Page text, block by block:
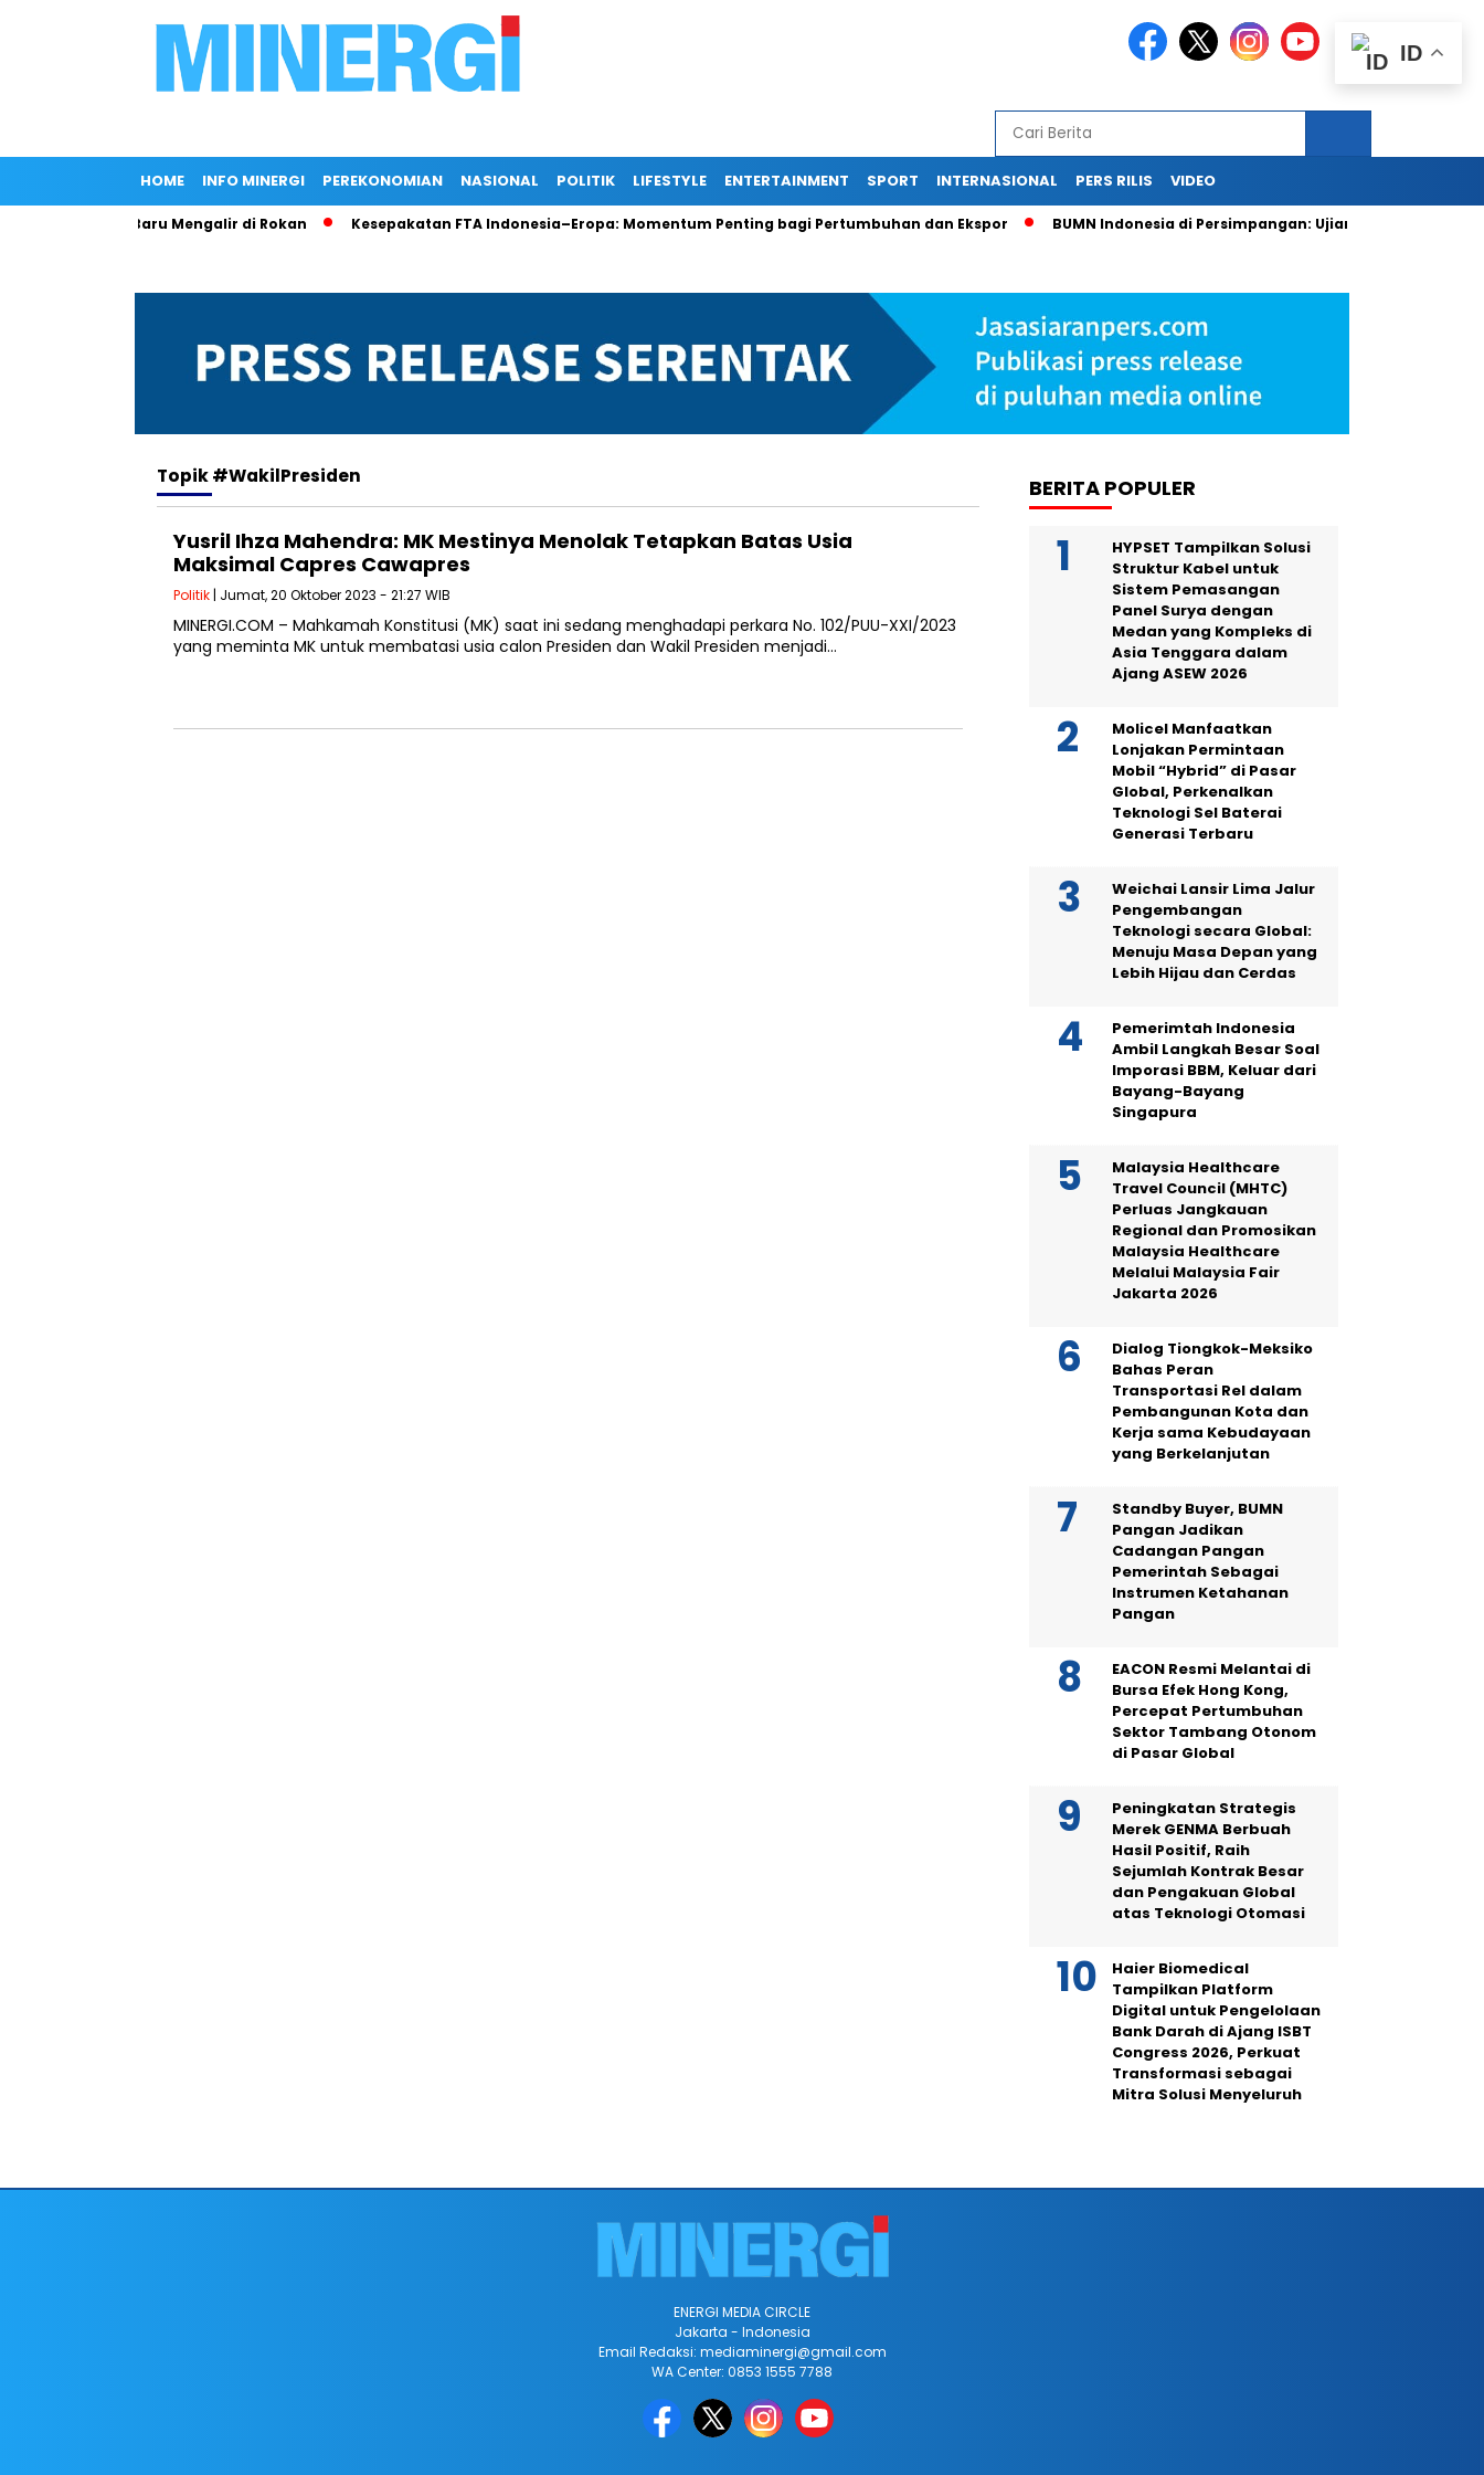
HOME INFO MINERGI PEREKONOMIAN NASIONAL POLITIK LIFESTYLE ENTERTAINMENT SPORT INTERNASIONAL PERS RILIS VIDEO
70 Sumur Baru Mengalir di Rokan Kesepakatan FTA Indonesia–Eropa: Momentum Penting bagi Pertumbuhan dan Ekspor BUMN Indonesia di Persimpangan: Ujian Strategi Pasca
Topik#WakilPresiden
Yusril Ihza Mahendra: MK Mestinya Menolak Tetapkan Batas Usia
Maksimal Capres Cawapres
Politik | Jumat, 20 Oktober 2023 - 21:27 WIB
MINERGI.COM – Mahkamah Konstitusi (MK) saat ini sedang menghadapi perkara No. 102/PUU-XXI/2023
yang meminta MK untuk membatasi usia calon Presiden dan Wakil Presiden menjadi…
BERITA POPULER
HYPSET Tampilkan Solusi
Struktur Kabel untuk
Sistem Pemasangan
Panel Surya dengan
Medan yang Kompleks di
Asia Tenggara dalam
Ajang ASEW 2026
Molicel Manfaatkan
Lonjakan Permintaan
Mobil “Hybrid” di Pasar
Global, Perkenalkan
Teknologi Sel Baterai
Generasi Terbaru
Weichai Lansir Lima Jalur
Pengembangan
Teknologi secara Global:
Menuju Masa Depan yang
Lebih Hijau dan Cerdas
Pemerimtah Indonesia
Ambil Langkah Besar Soal
Imporasi BBM, Keluar dari
Bayang-Bayang
Singapura
Malaysia Healthcare
Travel Council (MHTC)
Perluas Jangkauan
Regional dan Promosikan
Malaysia Healthcare
Melalui Malaysia Fair
Jakarta 2026
Dialog Tiongkok-Meksiko
Bahas Peran
Transportasi Rel dalam
Pembangunan Kota dan
Kerja sama Kebudayaan
yang Berkelanjutan
Standby Buyer, BUMN
Pangan Jadikan
Cadangan Pangan
Pemerintah Sebagai
Instrumen Ketahanan
Pangan
EACON Resmi Melantai di
Bursa Efek Hong Kong,
Percepat Pertumbuhan
Sektor Tambang Otonom
di Pasar Global
Peningkatan Strategis
Merek GENMA Berbuah
Hasil Positif, Raih
Sejumlah Kontrak Besar
dan Pengakuan Global
atas Teknologi Otomasi
Haier Biomedical
Tampilkan Platform
Digital untuk Pengelolaan
Bank Darah di Ajang ISBT
Congress 2026, Perkuat
Transformasi sebagai
Mitra Solusi Menyeluruh
ID
ENERGI MEDIA CIRCLE
Jakarta - Indonesia
Email Redaksi: mediaminergi@gmail.com
WA Center: 0853 1555 7788